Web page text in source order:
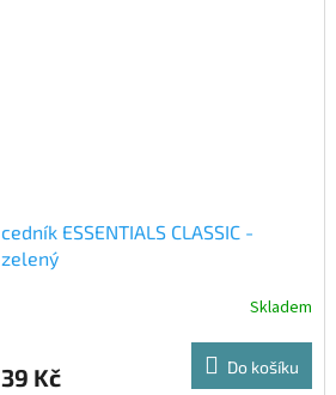
cedník ESSENTIALS CLASSIC -
zelený
Skladem
39 Kč Do košíku